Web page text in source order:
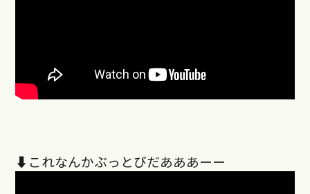
⬇︎これなんかぶっとびだあああーー